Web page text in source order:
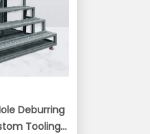
Deburring
Tooling